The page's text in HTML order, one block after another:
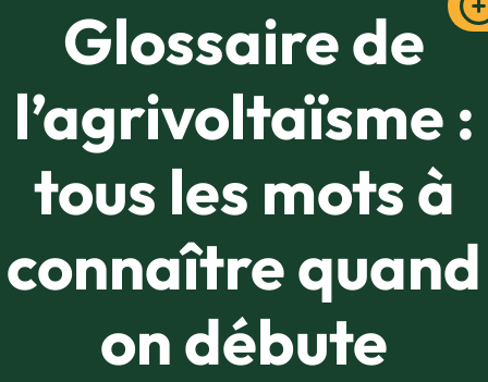
Glossaire de
l’agrivoltaïsme :
tous les mots à
connaître quand
on débute